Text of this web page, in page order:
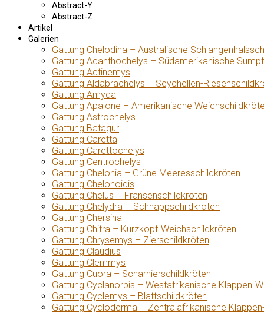
Abstract-Y
Abstract-Z
Artikel
Galerien
Gattung Chelodina – Australische
Gattung Acanthochelys – Südamerikanische
Gattung Actinemys
Gattung Aldabrachelys – Seychellen-
Gattung Amyda
Gattung Apalone – Amerikanische
Gattung Astrochelys
Gattung Batagur
Gattung Caretta
Gattung Carettochelys
Gattung Centrochelys
Gattung Chelonia – Grüne Meeresschildkröten
Gattung Chelonoidis
Gattung Chelus – Fransenschildkröten
Gattung Chelydra – Schnappschildkröten
Gattung Chersina
Gattung Chitra – Kurzkopf-Weichschildkröten
Gattung Chrysemys – Zierschildkröten
Gattung Claudius
Gattung Clemmys
Gattung Cuora – Scharnierschildkröten
Gattung Cyclanorbis – Westafrikanische Klappen-
Gattung Cyclemys – Blattschildkröten
Gattung Cycloderma – Zentralafrikanische